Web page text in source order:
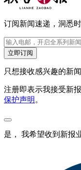
订阅新闻速递，洞悉时
立即订阅
只想接收感兴趣的新
注册即表示我接受新
保护声明 。
是， 我希望收到新报